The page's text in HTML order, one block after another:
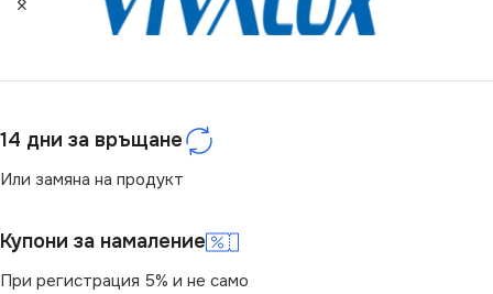
СВЕТЛИНЕН ПОТОК
220V
14 дни за връщане
Или замяна на продукт
Купони за намаление
При регистрация 5% и не само